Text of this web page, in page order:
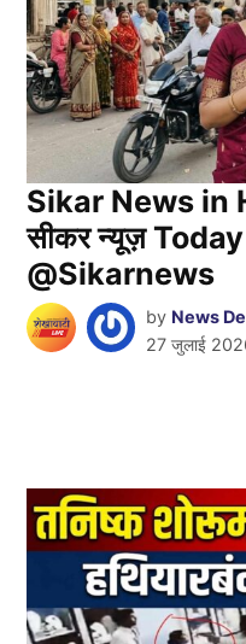
Sikar News in
सीकर न्यूज़
@Sikarnews
by News
27 जुलाई